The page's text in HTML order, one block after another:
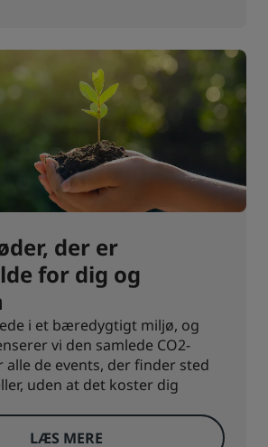
der er
for dig og
i et bæredygtigt miljø, og
vi den samlede CO2-
de events, der finder sted
uden at det koster dig
LÆS MERE